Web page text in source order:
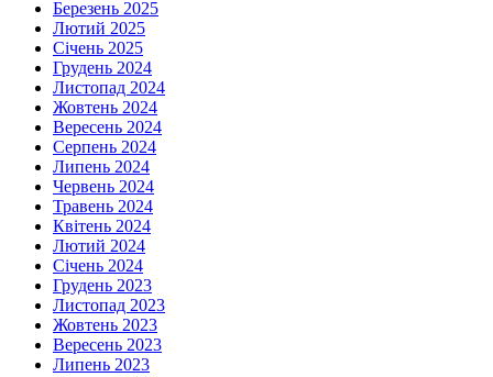
Березень 2025
Лютий 2025
Січень 2025
Грудень 2024
Листопад 2024
Жовтень 2024
Вересень 2024
Серпень 2024
Липень 2024
Червень 2024
Травень 2024
Квітень 2024
Лютий 2024
Січень 2024
Грудень 2023
Листопад 2023
Жовтень 2023
Вересень 2023
Липень 2023